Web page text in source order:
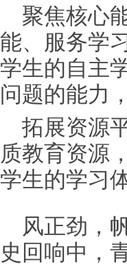
聚焦核心
能、服务学习
学生的自主
问题的能力
拓展资源
质教育资源
学生的学习
风正劲，
史回响中，